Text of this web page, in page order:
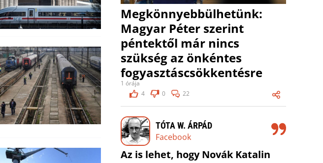
Megkönnyebbülhetünk:
Magyar Péter szerint
péntektől már nincs
szükség az önkéntes
fogyasztáscsökkentésre
1 órája
4
0 22
TÓTA W. ÁRPÁD
Facebook
Az is lehet, hogy Novák Katalin